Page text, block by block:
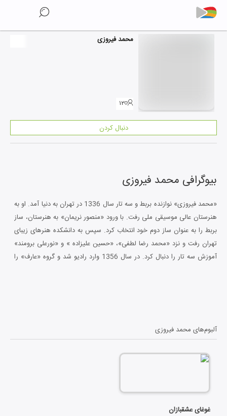
محمد فیروزی
۱۲
دنبال کردن
بیوگرافی محمد فیروزی
«محمد فیروزی» نوازنده بربط و سه تار سال 1336 در تهران به دنیا آمد. او به
هنرستان عالی موسیقی ملی رفت. با ورود «منصور نریمان» به هنرستان، ساز
بربط را به عنوان ساز دوم خود انتخاب کرد. سپس به دانشکده هنرهای زیبای
تهران رفت و نزد «محمد رضا لطفی»، «حسین علیزاده » و «نورعلی برومند»
آموزش سه تار را دنبال کرد. در سال 1356 وارد رادیو شد و گروه «عارف» را
آلبوم‌های محمد فیروزی
غوغای عشقبازان